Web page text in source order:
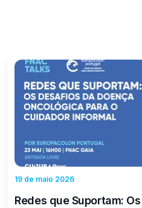
19 de maio 2026
Redes que Suportam: